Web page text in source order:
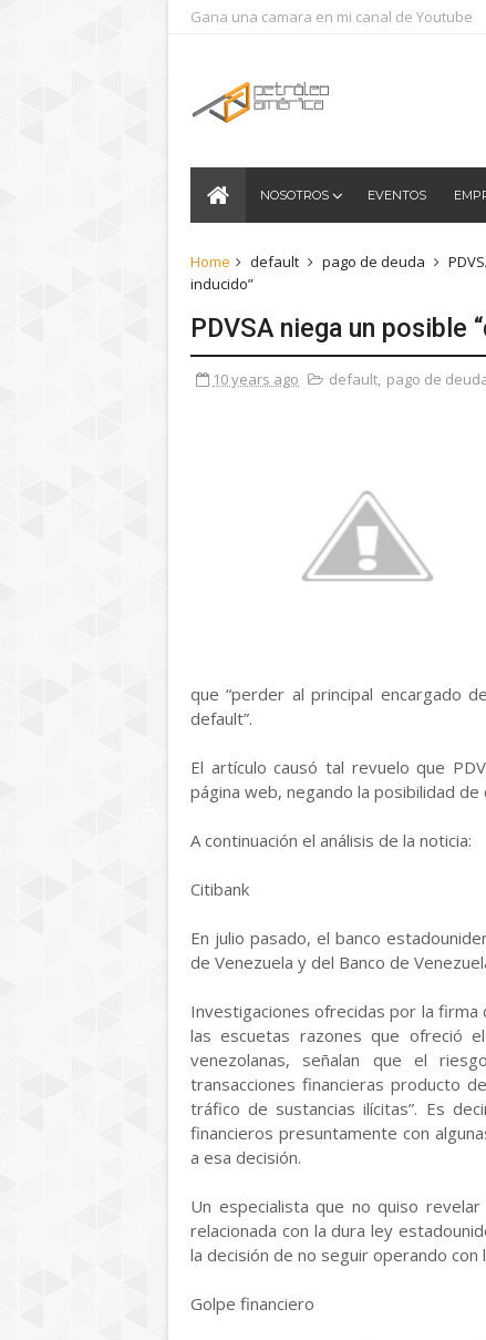
Gana una camara en mi canal de Youtube
NOSOTROS EVENTOS
Home default pago de deuda
inducido”
PDVSA niega un posible
10 years ago default, pago de
que “perder al principal encargado
default”.
El artículo causó tal revuelo que
página web, negando la posibilidad de
A continuación el análisis de la noticia:
Citibank
En julio pasado, el banco
de Venezuela y del Banco de
Investigaciones ofrecidas por la
las escuetas razones que ofreció
venezolanas, señalan que el
transacciones financieras producto
tráfico de sustancias ilícitas”. Es
financieros presuntamente con
a esa decisión.
Un especialista que no quiso
relacionada con la dura ley
la decisión de no seguir operando con
Golpe financiero